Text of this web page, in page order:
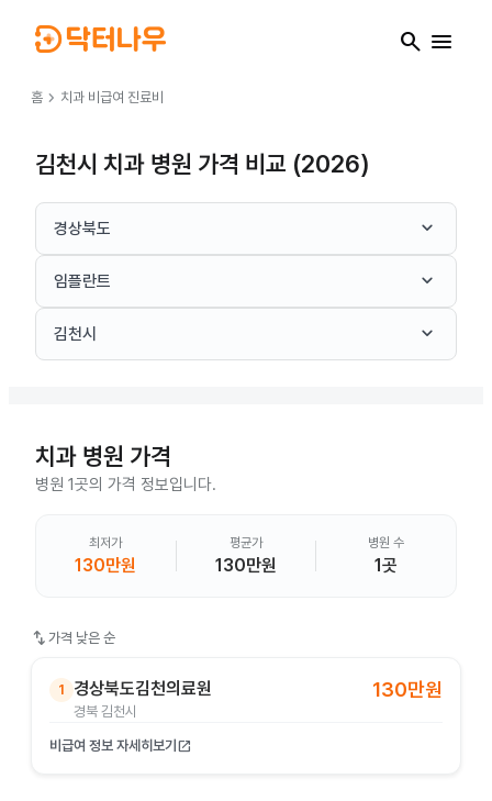
search menu
홈 chevron_right 치과 비급여 진료비
김천시 치과 병원 가격 비교 (2026)
경상북도 keyboard_arrow_down
임플란트 keyboard_arrow_down
김천시 keyboard_arrow_down
치과 병원 가격
병원 1곳의 가격 정보입니다.
최저가
130만원
평균가
130만원
병원 수
1곳
swap_vert 가격 낮은 순
1 경상북도김천의료원
경북 김천시
130만원
비급여 정보 자세히보기 open_in_new